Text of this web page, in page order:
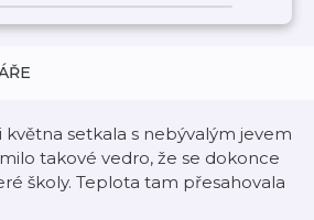
května setkala s nebývalým jevem
takové vedro, že se dokonce
školy. Teplota tam přesahovala